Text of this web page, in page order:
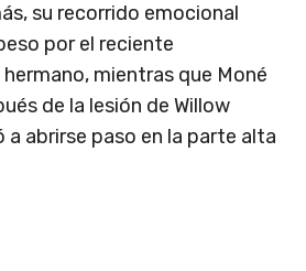
su recorrido emocional
por el reciente
mientras que Moné
de la lesión de Willow
abrirse paso en la parte alta